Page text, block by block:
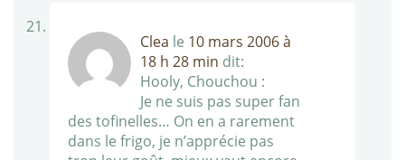
Clea le 10 mars 2006 à
18 h 28 min dit:
Hooly, Chouchou :
Je ne suis pas super fan
des tofinelles… On en a rarement
dans le frigo, je n’apprécie pas